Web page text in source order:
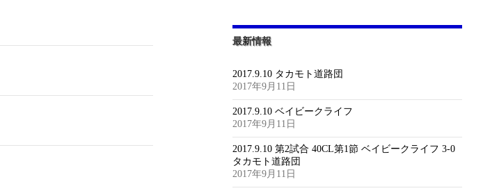
最新情報
2017.9.10 タカモト道路団
2017年9月11日
2017.9.10 ベイビークライフ
2017年9月11日
2017.9.10 第2試合 40CL第1節 ベイビークライフ 3-0
タカモト道路団
2017年9月11日